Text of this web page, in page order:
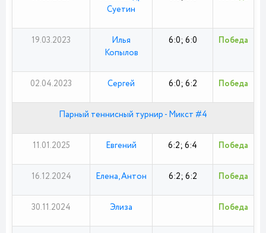
Суетин
19.03.2023
Илья
Копылов
6:0; 6:0 Победа
02.04.2023 Сергей 6:0; 6:2 Победа
Парный теннисный турнир - Микст #4
11.01.2025 Евгений 6:2; 6:4 Победа
16.12.2024 Елена, Антон 6:2; 6:2 Победа
30.11.2024 Элиза Победа